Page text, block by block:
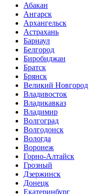
Абакан
Ангарск
Архангельск
Астрахань
Барнаул
Белгород
Биробиджан
Братск
Брянск
Великий Новгород
Владивосток
Владикавказ
Владимир
Волгоград
Волгодонск
Вологда
Воронеж
Горно-Алтайск
Грозный
Дзержинск
Донецк
Екатеринбург